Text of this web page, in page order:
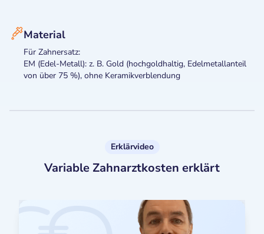
Material
Für Zahnersatz:
EM (Edel-Metall): z. B. Gold (hochgoldhaltig, Edelmetallanteil
von über 75 %), ohne Keramikverblendung
Erklärvideo
Variable Zahnarztkosten erklärt